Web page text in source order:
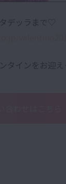
デッラまで♡
タインをお迎え